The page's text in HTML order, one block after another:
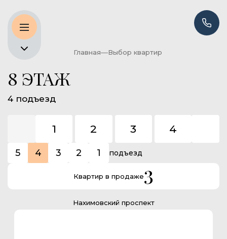
Главная Выбор квартир
8 ЭТАЖ
4 подъезд
1 2 3 4
Квартир в продаже3
подъезд
1
2
3
4
5
Нахимовский проспект